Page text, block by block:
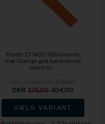
Model 271400-36Romenta
mat Orange glat kalveskinds
urrem til...
DKR 275,00304,00
VÆLG VARIANT